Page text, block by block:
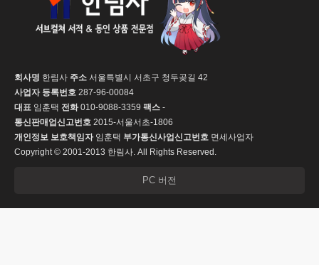
회사명 한림사 주소 서울특별시 서초구 청두곶길 42
사업자 등록번호 287-96-00084
대표 임훈택 전화010-9088-3359 팩스 -
통신판매업신고번호 2015-서울서초-1806
개인정보 보호책임자임훈택 부가통신사업신고번호 면세사업자
Copyright © 2001-2013 한림사. All Rights Reserved.
PC 버전